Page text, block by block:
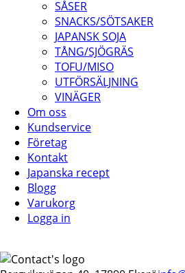
SÅSER
SNACKS/SÖTSAKER
JAPANSK SOJA
TÅNG/SJÖGRÄS
TOFU/MISO
UTFÖRSÄLJNING
VINÄGER
Om oss
Kundservice
Företag
Kontakt
Japanska recept
Blogg
Varukorg
Logga in